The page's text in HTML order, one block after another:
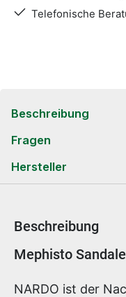
Telefonische
Beschreibung
Fragen
Hersteller
Beschreibung
Mephisto
NARDO ist der